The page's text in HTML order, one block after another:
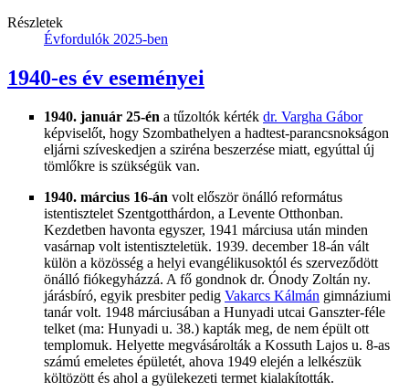
Részletek
Évfordulók 2025-ben
1940-es év eseményei
1940. január 25-én a tűzoltók kérték dr. Vargha Gábor
képviselőt, hogy Szombathelyen a hadtest-parancsnokságon
eljárni szíveskedjen a sziréna beszerzése miatt, egyúttal új
tömlőkre is szükségük van.
1940. március 16-án volt először önálló református
istentisztelet Szentgotthárdon, a Levente Otthonban.
Kezdetben havonta egyszer, 1941 márciusa után minden
vasárnap volt istentiszteletük. 1939. december 18-án vált
külön a közösség a helyi evangélikusoktól és szerveződött
önálló fiókegyházzá. A fő gondnok dr. Ónody Zoltán ny.
járásbíró, egyik presbiter pedig Vakarcs Kálmán gimnáziumi
tanár volt. 1948 márciusában a Hunyadi utcai Ganszter-féle
telket (ma: Hunyadi u. 38.) kapták meg, de nem épült ott
templomuk. Helyette megvásárolták a Kossuth Lajos u. 8-as
számú emeletes épületét, ahova 1949 elején a lelkészük
költözött és ahol a gyülekezeti termet kialakították.